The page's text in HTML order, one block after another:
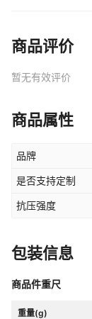
商品评价
暂无有效评价
商品属性
品牌
是否支持定制
抗压强度
包装信息
商品件重尺
重量(g)